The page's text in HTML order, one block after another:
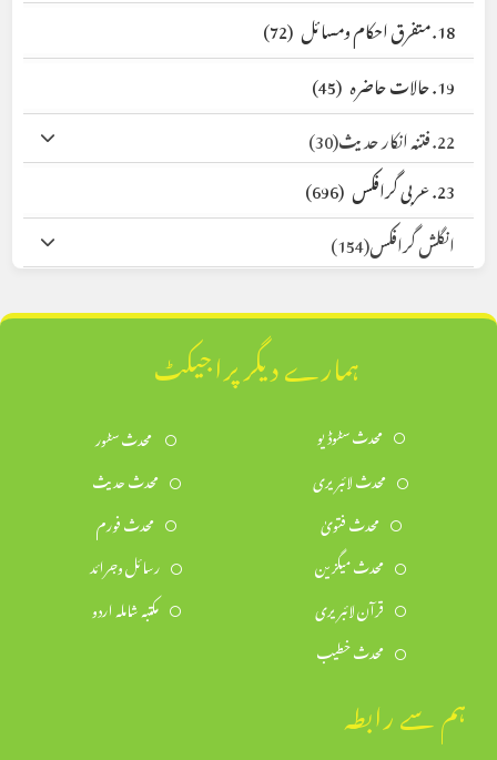
18. متفرق احکام ومسائل
(72)
19. حالات حاضرہ
(45)
22. فتنہ انکار حدیث
(30)
23. عربی گرافکس
(696)
انگلش گرافکس(154)
ہمارے دیگر پراجیکٹ
محدث سٹوڈیو
محدث سٹور
محدث لائبریری
محدث حدیث
محدث فتویٰ
محدث فورم
محدث میگزین
رسائل وجرائد
قرآن لائبریری
مکتبہ شاملہ اردو
محدث خطیب
ہم سے رابطہ